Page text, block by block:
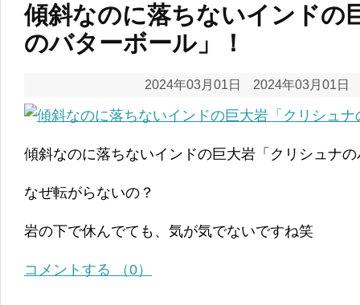
傾斜なのに落ちないインドの
のバターボール」！
2024年03月01日 2024年03月01日
傾斜なのに落ちないインドの巨大岩「クリシュナ
なぜ転がらないの？
岩の下で休んでても、気が気でないですね笑
コメントする （0）